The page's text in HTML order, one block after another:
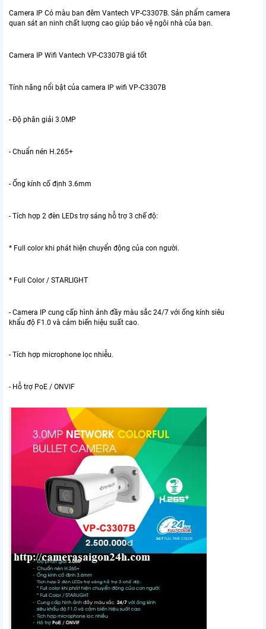
Camera IP Có màu ban đêm Vantech VP-C3307B. Sản phẩm camera
quan sát an ninh chất lượng cao giúp bảo vệ ngôi nhà của bạn.
Camera IP Wifi Vantech VP-C3307B giá tốt
Tính năng nổi bật của camera IP wifi VP-C3307B
- Độ phân giải 3.0MP
- Chuẩn nén H.265+
- Ống kính cố định 3.6mm
- Tích hợp 2 đèn LEDs trợ sáng hỗ trợ 3 chế độ:
* Full color khi phát hiện chuyển động của con người.
* Full Color / STARLIGHT
- Camera IP cung cấp hình ảnh đầy màu sắc 24/7 với ống kính siêu
khẩu độ F1.0 và cảm biến hiệu suất cao.
- Tích hợp microphone lọc nhiễu.
- Hỗ trợ PoE / ONVIF